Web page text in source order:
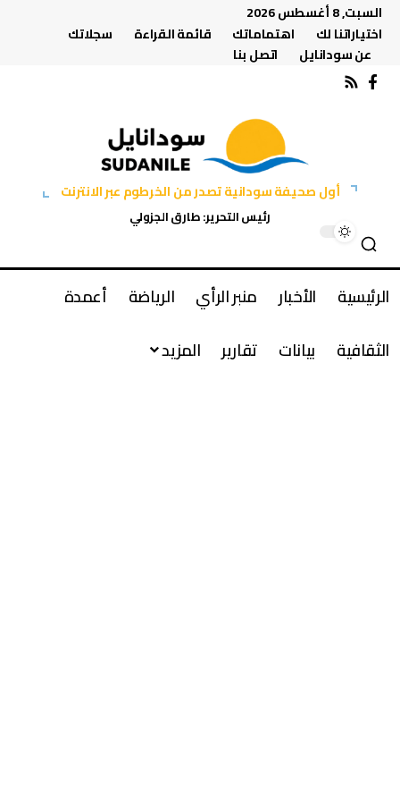
السبت, 8 أغسطس 2026
اختياراتنا لك
اهتماماتك قائمة القراءة
سجلاتك
عن سودانايل
اتصل بنا
أول صحيفة سودانية تصدر من الخرطوم عبر الانترنت
رئيس التحرير: طارق الجزولي
الرئيسية الأخبار منبر الرأي الرياضة
أعمدة
الثقافية
بيانات تقارير المزيد